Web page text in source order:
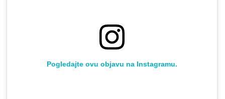
Pogledajte ovu objavu na Instagramu.